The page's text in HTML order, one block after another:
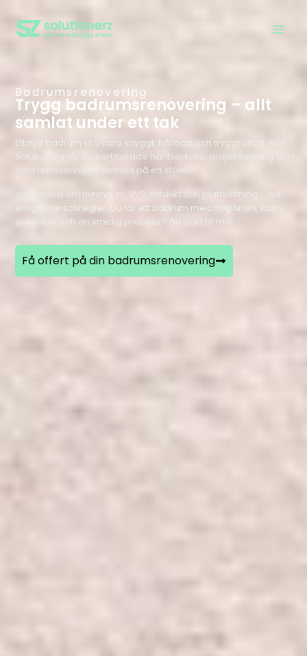
Badrumsrenovering
Trygg badrumsrenovering – allt
samlat under ett tak
Ett nytt badrum ska vara snyggt, hållbart och tryggt utfört. Hos
Solutionerz får du certifierade hantverkare, projektledning och
hela renoveringen samlad på ett ställe.
Vi tar hand om rivning, el, VVS, tätskikt och plattsättning – allt
enligt branschregler. Du får ett badrum med hög finish, klara
garantier och en smidig process från start till mål.
Få offert på din badrumsrenovering